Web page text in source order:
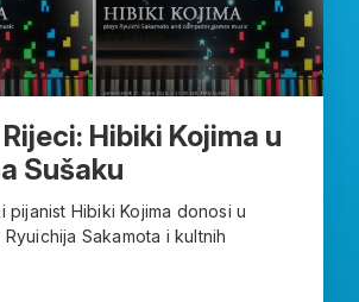
Hibiki Kojima u
Sušaku
pijanist Hibiki Kojima donosi u
Sakamota i kultnih